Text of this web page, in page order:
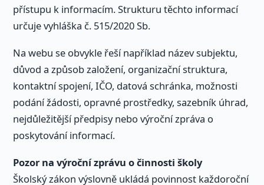
přístupu k informacím. Strukturu těchto informací
určuje vyhláška č. 515/2020 Sb.
Na webu se obvykle řeší například název subjektu,
důvod a způsob založení, organizační struktura,
kontaktní spojení, IČO, datová schránka, možnosti
podání žádosti, opravné prostředky, sazebník úhrad,
nejdůležitější předpisy nebo výroční zpráva o
poskytování informací.
Pozor na výroční zprávu o činnosti školy
Školský zákon výslovně ukládá povinnost každoroční